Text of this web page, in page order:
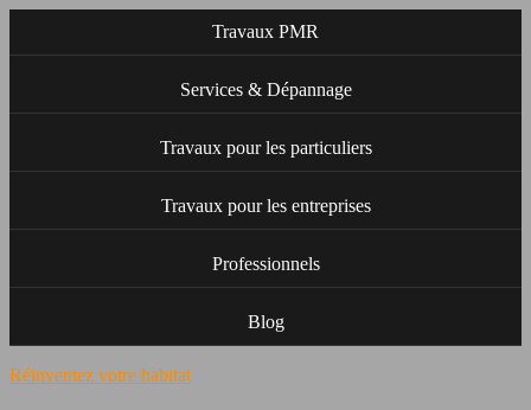
Travaux PMR
Services & Dépannage
Travaux pour les particuliers
Travaux pour les entreprises
Professionnels
Blog
Réinventez votre habitat